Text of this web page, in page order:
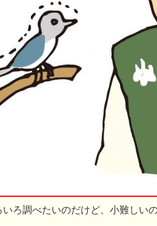
ろ調べたいのだけど、小難しい